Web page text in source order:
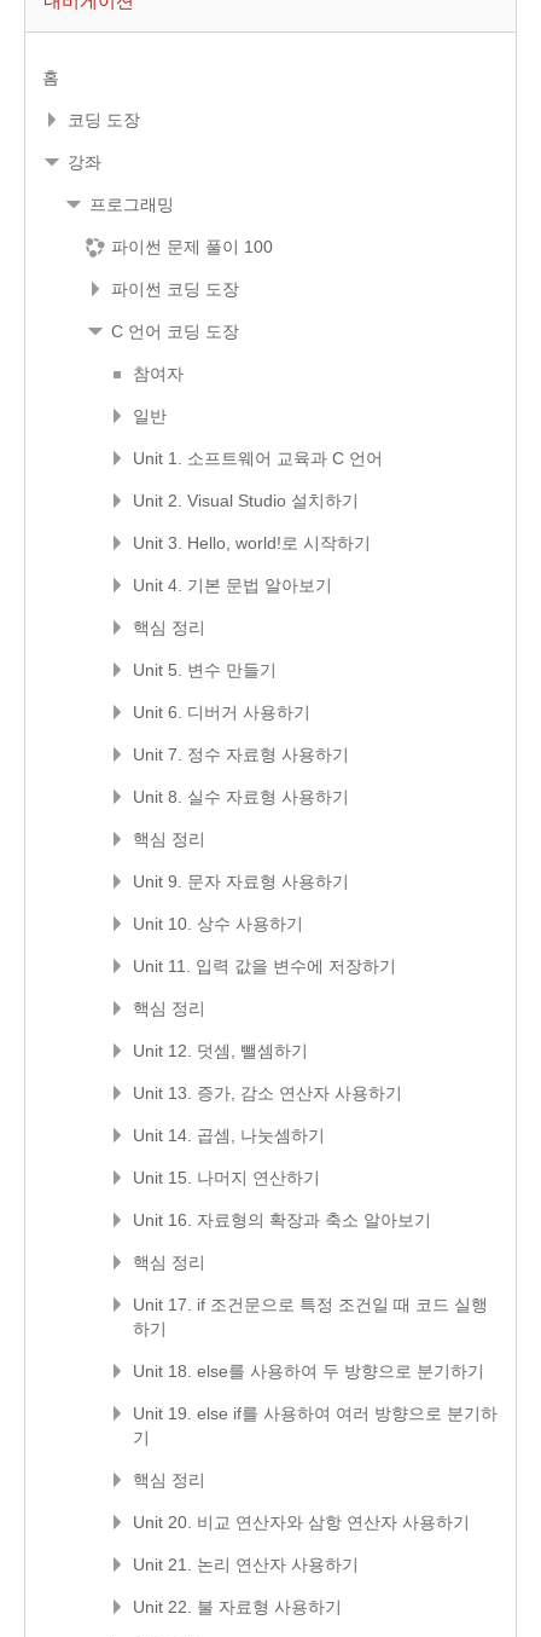
홈
코딩 도장
강좌
프로그래밍
파이썬 문제 풀이 100
파이썬 코딩 도장
C 언어 코딩 도장
참여자
일반
Unit 1. 소프트웨어 교육과 C 언어
Unit 2. Visual Studio 설치하기
Unit 3. Hello, world!로 시작하기
Unit 4. 기본 문법 알아보기
핵심 정리
Unit 5. 변수 만들기
Unit 6. 디버거 사용하기
Unit 7. 정수 자료형 사용하기
Unit 8. 실수 자료형 사용하기
핵심 정리
Unit 9. 문자 자료형 사용하기
Unit 10. 상수 사용하기
Unit 11. 입력 값을 변수에 저장하기
핵심 정리
Unit 12. 덧셈, 뺄셈하기
Unit 13. 증가, 감소 연산자 사용하기
Unit 14. 곱셈, 나눗셈하기
Unit 15. 나머지 연산하기
Unit 16. 자료형의 확장과 축소 알아보기
핵심 정리
Unit 17. if 조건문으로 특정 조건일 때 코드 실행
하기
Unit 18. else를 사용하여 두 방향으로 분기하기
Unit 19. else if를 사용하여 여러 방향으로 분기하
기
핵심 정리
Unit 20. 비교 연산자와 삼항 연산자 사용하기
Unit 21. 논리 연산자 사용하기
Unit 22. 불 자료형 사용하기